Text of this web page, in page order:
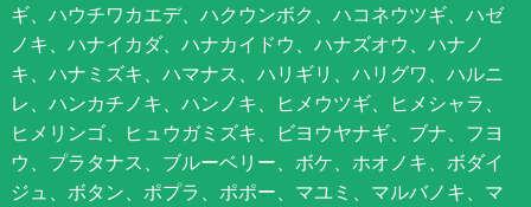
ギ、ハウチワカエデ、ハクウンボク、ハコネウツギ、ハゼ
ノキ、ハナイカダ、ハナカイドウ、ハナズオウ、ハナノ
キ、ハナミズキ、ハマナス、ハリギリ、ハリグワ、ハルニ
レ、ハンカチノキ、ハンノキ、ヒメウツギ、ヒメシャラ、
ヒメリンゴ、ヒュウガミズキ、ビヨウヤナギ、ブナ、フヨ
ウ、プラタナス、ブルーベリー、ボケ、ホオノキ、ボダイ
ジュ、ボタン、ポプラ、ポポー、マユミ、マルバノキ、マ